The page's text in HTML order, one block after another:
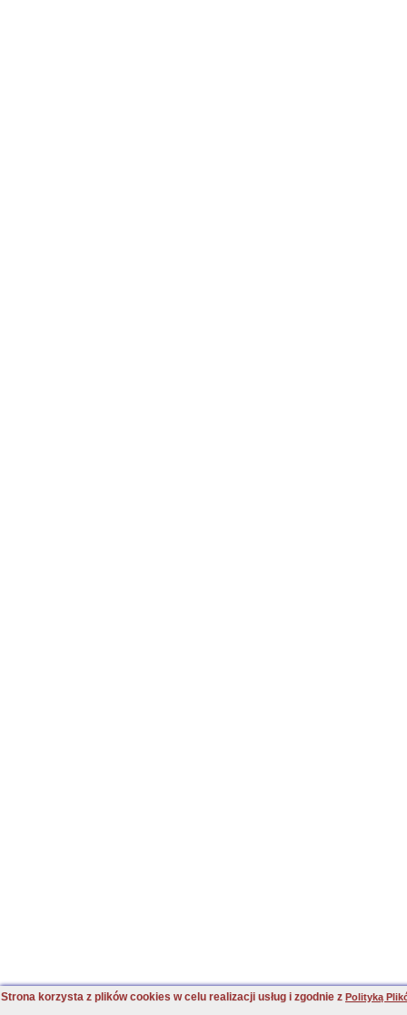
Strona korzysta z plików cookies w celu realizacji usług i zgodnie z Polityką